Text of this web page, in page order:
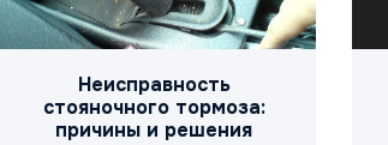
Неисправность
стояночного тормоза:
причины и решения